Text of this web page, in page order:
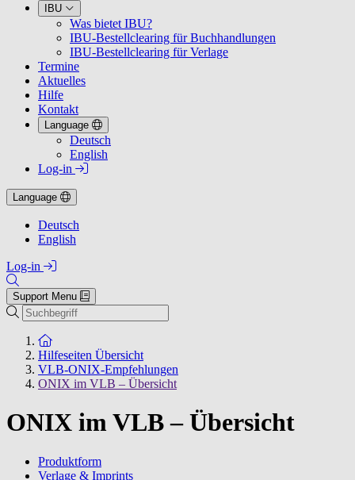
IBU
Was bietet IBU?
IBU-Bestellclearing für Buchhandlungen
IBU-Bestellclearing für Verlage
Termine
Aktuelles
Hilfe
Kontakt
Language
Deutsch
English
Log-in
Language
Deutsch
English
Log-in
Support Menu
Suchen
Zur Startseite
Hilfeseiten Übersicht
VLB-ONIX-Empfehlungen
ONIX im VLB – Übersicht
ONIX im VLB – Übersicht
Produktform
Verlage & Imprints